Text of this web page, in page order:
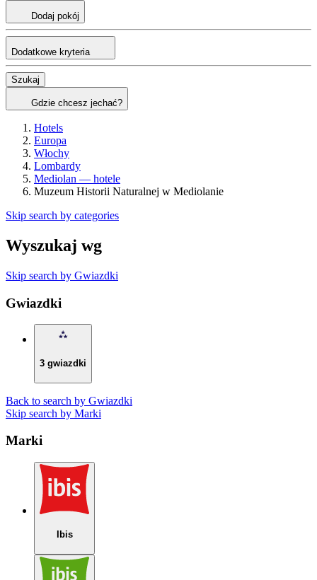
Dodaj pokój
Dodatkowe kryteria
Szukaj
Gdzie chcesz jechać?
Hotels
Europa
Włochy
Lombardy
Mediolan — hotele
Muzeum Historii Naturalnej w Mediolanie
Skip search by categories
Wyszukaj wg
Skip search by Gwiazdki
Gwiazdki
3 gwiazdki
Back to search by Gwiazdki
Skip search by Marki
Marki
Ibis